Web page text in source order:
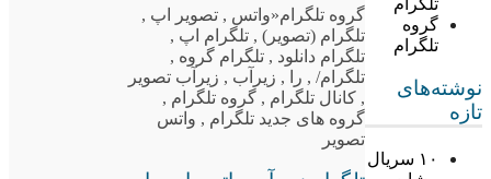
تلگرام
گروه
تلگرام
نوشته‌های
تازه
۱۰ سریال
گروه تلگرام«واتس , تصویر اپ ,
تلگرام (تصویر), تلگرام اپ ,
تلگرام دانلود , تلگرام گروه ,
تلگرام/, را , زیرآب , زیرآب تصویر
, کانال تلگرام , گروه تلگرام ,
گروه های جدید تلگرام , واتس
تصویر